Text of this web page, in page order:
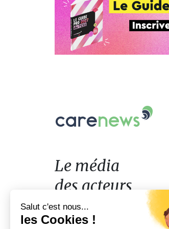
Le
acteurs
de
l'engagement
Le média
des acteurs
de l'engagement
Salut c'est nous...
les Cookies !